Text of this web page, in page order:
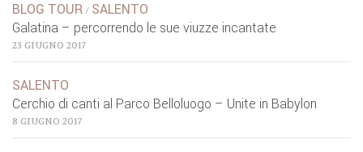
BLOG TOUR / SALENTO
Galatina – percorrendo le sue viuzze incantate
23 GIUGNO 2017
SALENTO
Cerchio di canti al Parco Belloluogo – Unite in Babylon
8 GIUGNO 2017